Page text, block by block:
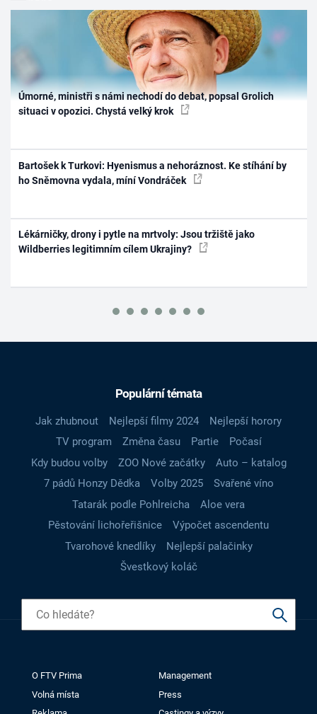
Úmorné, ministři s námi nechodí do debat, popsal Grolich
situaci v opozici. Chystá velký krok
Bartošek k Turkovi: Hyenismus a nehoráznost. Ke stíhání by
ho Sněmovna vydala, míní Vondráček
Lékárničky, drony i pytle na mrtvoly: Jsou tržiště jako
Wildberries legitimním cílem Ukrajiny?
Populární témata
Jak zhubnout Nejlepší filmy 2024
Nejlepší horory
TV program
Změna času Partie
Počasí
Kdy budou volby
ZOO Nové začátky
Auto – katalog
7 pádů Honzy Dědka
Volby 2025
Svařené víno
Tatarák podle Pohlreicha
Aloe vera
Pěstování lichořeřišnice
Výpočet ascendentu
Tvarohové knedlíky
Nejlepší palačinky
Švestkový koláč
O FTV Prima
Management
Volná místa
Press